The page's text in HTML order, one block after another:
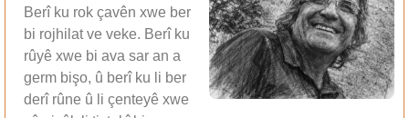
Berî ku rok çavên xwe ber
bi rojhilat ve veke. Berî ku
rûyê xwe bi ava sar an a
germ bişo, û berî ku li ber
derî rûne û li çenteyê xwe